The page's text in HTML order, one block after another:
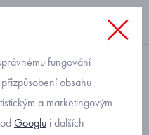
7425-
fungování
obsahu
a marketingovým
Googlu i dalších